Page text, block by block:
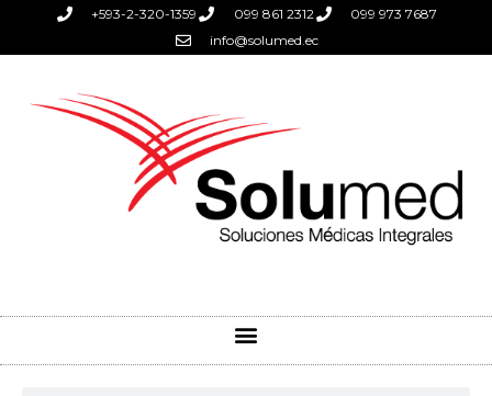
+593-2-320-1359 099 861 2312
099 973 7687
info@solumed.ec